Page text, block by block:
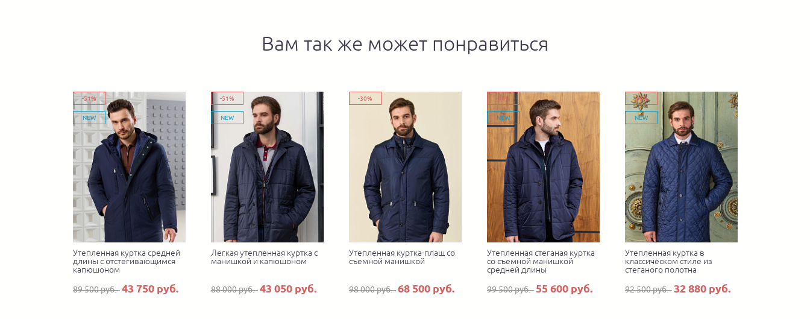
Вам так же может понравиться
-51%
NEW
Утепленная куртка средней
длины с отстегивающимся
капюшоном
89 500 руб.43 750 руб.
-51%
NEW
Легкая утепленная куртка с
манишкой и капюшоном
88 000 руб.43 050 руб.
-30%
Утепленная куртка-плащ со
съемной манишкой
98 000 руб.68 500 руб.
-44%
NEW
Утепленная стеганая куртка
со съемной манишкой
средней длины
99 500 руб. 55 600 руб.
-64%
NEW
Утепленная куртка в
классическом стиле из
стеганого полотна
92 500 руб.32 880 руб.